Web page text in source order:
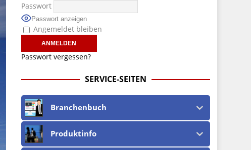
Passwort
Passwort anzeigen
Angemeldet bleiben
Passwort vergessen?
SERVICE-SEITEN
Branchenbuch
Produktinfo